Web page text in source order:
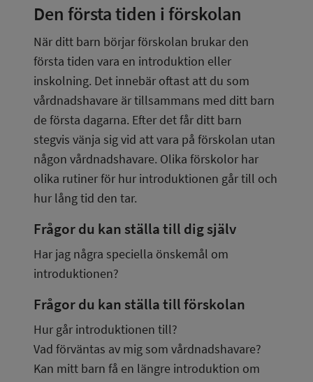
Den första tiden i förskolan
När ditt barn börjar förskolan brukar den
första tiden vara en introduktion eller
inskolning. Det innebär oftast att du som
vårdnadshavare är tillsammans med ditt barn
de första dagarna. Efter det får ditt barn
stegvis vänja sig vid att vara på förskolan utan
någon vårdnadshavare. Olika förskolor har
olika rutiner för hur introduktionen går till och
hur lång tid den tar.
Frågor du kan ställa till dig själv
Har jag några speciella önskemål om
introduktionen?
Frågor du kan ställa till förskolan
Hur går introduktionen till?
Vad förväntas av mig som vårdnadshavare?
Kan mitt barn få en längre introduktion om